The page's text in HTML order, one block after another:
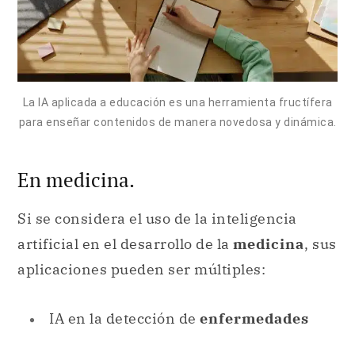
La IA aplicada a educación es una herramienta fructífera
para enseñar contenidos de manera novedosa y dinámica.
En medicina.
Si se considera el uso de la inteligencia
artificial en el desarrollo de la medicina, sus
aplicaciones pueden ser múltiples:
IA en la detección de enfermedades